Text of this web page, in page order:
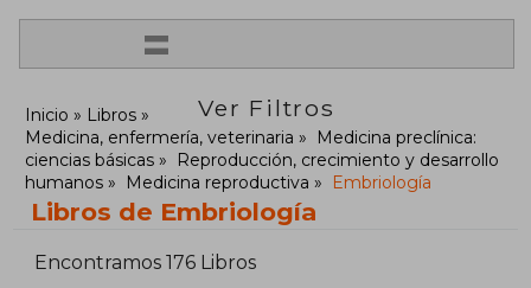
=
Ver Filtros
Inicio
Libros
Medicina, enfermería, veterinaria
Medicina preclínica:
ciencias básicas
Reproducción, crecimiento y desarrollo
humanos
Medicina reproductiva Embriología
Libros de Embriología
Encontramos 176 Libros